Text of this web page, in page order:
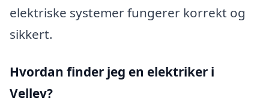
elektriske systemer fungerer korrekt og
sikkert.
Hvordan finder jeg en elektriker i
Vellev?